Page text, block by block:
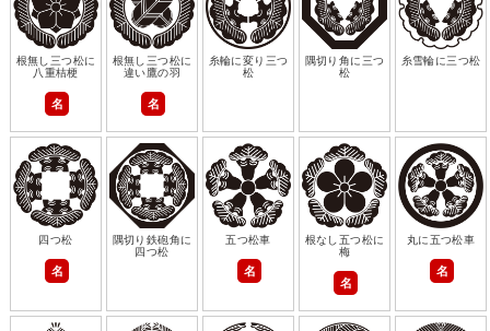
根無し三つ松に
八重桔梗
名
根無し三つ松に
違い鷹の羽
名
糸輪に変り三つ
松
隅切り角に三つ
松
糸雪輪に三つ松
四つ松
名
隅切り鉄砲角に
四つ松
五つ松車
名
根なし五つ松に
梅
名
丸に五つ松車
名